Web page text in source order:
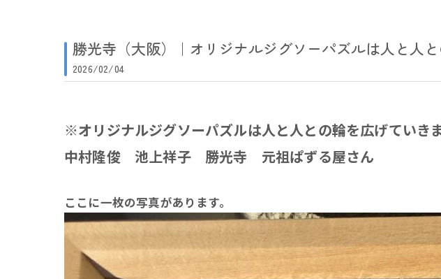
勝光寺（大阪）｜オリジナルジグソーパズルは人と人
2026/02/04
※オリジナルジグソーパズルは人と人との輪を広げていき
中村隆俊 池上祥子 勝光寺 元祖ぱずる屋さん
ここに一枚の写真があります。